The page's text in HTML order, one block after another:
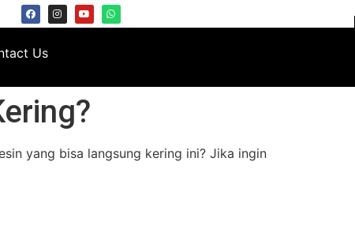
Us
yang bisa langsung kering ini? Jika ingin